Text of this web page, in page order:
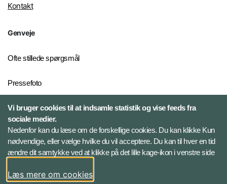
Kontakt
Genveje
Ofte stillede spørgsmål
Pressefoto
Risiko- og trusselsvurderinger
Ekstern whistleblowerordning
for FE
Vi bruger cookies til at indsamle statistik og vise feeds fra
sociale medier.
Nedenfor kan du læse om de forskellige cookies. Du kan klikke Kun
nødvendige, eller vælge hvilke du vil acceptere. Du kan til hver en tid
ændre dit samtykke ved at klikke på det lille kage-ikon i venstre side
Læs mere om cookies